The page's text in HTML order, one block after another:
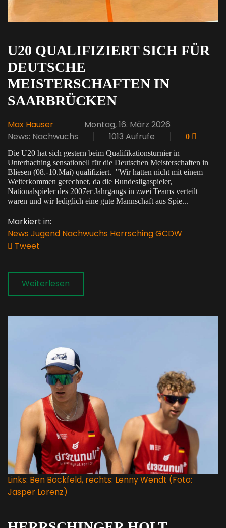
U20 QUALIFIZIERT SICH FÜR
DEUTSCHE
MEISTERSCHAFTEN IN
SAARBRÜCKEN
Max Hauser
Montag, 16. März 2026
News: Nachwuchs
1013 Aufrufe
0
Die U20 hat sich gestern beim Qualifikationsturnier in
Unterhaching sensationell für die Deutschen Meisterschaften in
Bliesen (08.-10.Mai) qualifiziert. "Wir hatten nicht mit einem
Weiterkommen gerechnet, da die Bundesligaspieler,
Nationalspieler des 2007er Jahrgangs in zwei Teams verteilt
waren und wir lediglich eine gute Mannschaft aus Spie...
Markiert in:
News Jugend Nachwuchs HerrschingGCDW
Tweet
Weiterlesen
Links: Ben Bockfeld, rechts: Lenny Wendt (Foto:
Jasper Lorenz)